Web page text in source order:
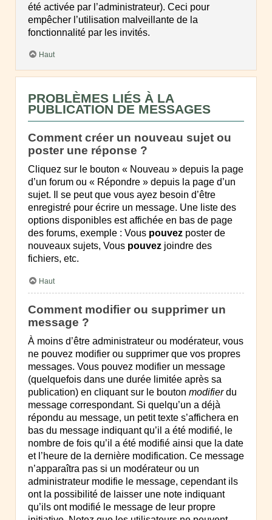
été activée par l’administrateur). Ceci pour
empêcher l’utilisation malveillante de la
fonctionnalité par les invités.
Haut
PROBLÈMES LIÉS À LA
PUBLICATION DE MESSAGES
Comment créer un nouveau sujet ou
poster une réponse ?
Cliquez sur le bouton « Nouveau » depuis la page
d’un forum ou « Répondre » depuis la page d’un
sujet. Il se peut que vous ayez besoin d’être
enregistré pour écrire un message. Une liste des
options disponibles est affichée en bas de page
des forums, exemple : Vous pouvez poster de
nouveaux sujets, Vous pouvez joindre des
fichiers, etc.
Haut
Comment modifier ou supprimer un
message ?
À moins d’être administrateur ou modérateur, vous
ne pouvez modifier ou supprimer que vos propres
messages. Vous pouvez modifier un message
(quelquefois dans une durée limitée après sa
publication) en cliquant sur le bouton modifierdu
message correspondant. Si quelqu’un a déjà
répondu au message, un petit texte s’affichera en
bas du message indiquant qu’il a été modifié, le
nombre de fois qu’il a été modifié ainsi que la date
et l’heure de la dernière modification. Ce message
n’apparaîtra pas si un modérateur ou un
administrateur modifie le message, cependant ils
ont la possibilité de laisser une note indiquant
qu’ils ont modifié le message de leur propre